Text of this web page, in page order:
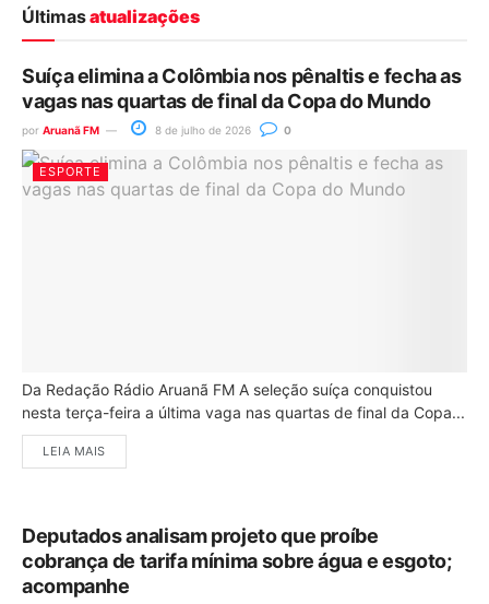
Últimasatualizações
Suíça elimina a Colômbia nos pênaltis e fecha as
vagas nas quartas de final da Copa do Mundo
por Aruanã FM 8 de julho de 2026 0
ESPORTE
Da Redação Rádio Aruanã FM A seleção suíça conquistou
nesta terça-feira a última vaga nas quartas de final da Copa...
LEIA MAIS
Deputados analisam projeto que proíbe
cobrança de tarifa mínima sobre água e esgoto;
acompanhe